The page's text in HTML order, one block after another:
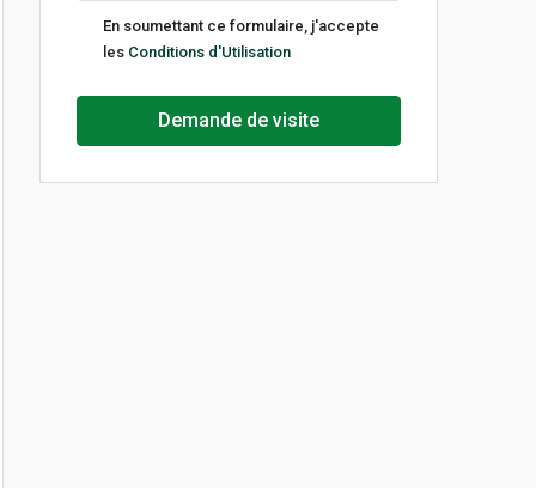
13
Août
ven
14
En soumettant ce formulaire, j'accepte
les Conditions d'Utilisation
Demande de visite